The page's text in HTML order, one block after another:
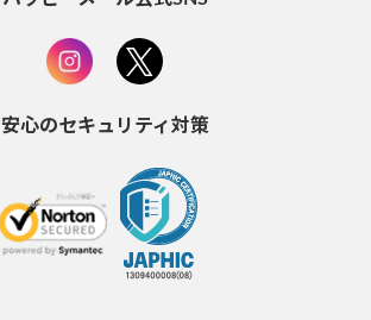
安心のセキュリティ対策